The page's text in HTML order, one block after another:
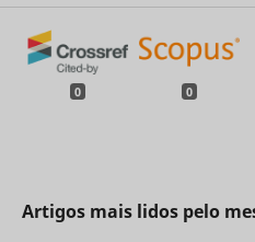
0 0
Artigos mais lidos pelo